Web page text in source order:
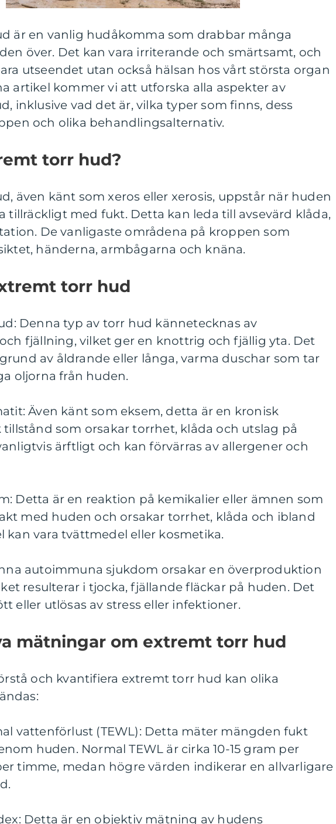
är en vanlig hudåkomma som drabbar många
över. Det kan vara irriterande och smärtsamt, och
utseendet utan också hälsan hos vårt största organ
artikel kommer vi att utforska alla aspekter av
inklusive vad det är, vilka typer som finns, dess
och olika behandlingsalternativ.
torr hud?
även känt som xeros eller xerosis, uppstår när huden
tillräckligt med fukt. Detta kan leda till avsevärd klåda,
De vanligaste områdena på kroppen som
händerna, armbågarna och knäna.
torr hud
Denna typ av torr hud kännetecknas av
fjällning, vilket ger en knottrig och fjällig yta. Det
av åldrande eller långa, varma duschar som tar
oljorna från huden.
Även känt som eksem, detta är en kronisk
som orsakar torrhet, klåda och utslag på
ärftligt och kan förvärras av allergener och
Detta är en reaktion på kemikalier eller ämnen som
med huden och orsakar torrhet, klåda och ibland
kan vara tvättmedel eller kosmetika.
autoimmuna sjukdom orsakar en överproduktion
resulterar i tjocka, fjällande fläckar på huden. Det
eller utlösas av stress eller infektioner.
mätningar om extremt torr hud
och kvantifiera extremt torr hud kan olika
vattenförlust (TEWL): Detta mäter mängden fukt
huden. Normal TEWL är cirka 10-15 gram per
timme, medan högre värden indikerar en allvarligare
Detta är en objektiv mätning av hudens